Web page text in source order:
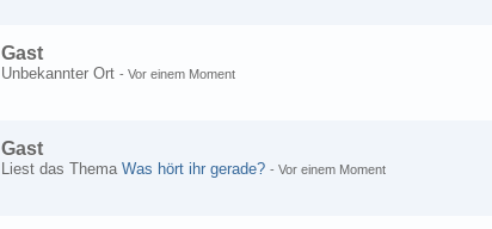
Gast
Unbekannter Ort - Vor einem Moment
Gast
Liest das Thema Was hört ihr gerade? - Vor einem Moment